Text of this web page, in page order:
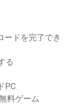
ードを完了でき
る
PC
料ゲーム